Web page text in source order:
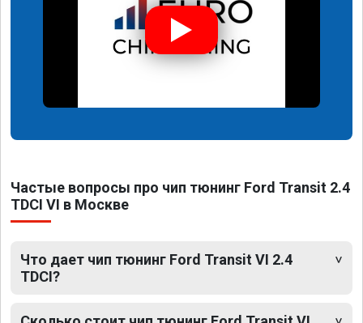
Частые вопросы про чип тюнинг Ford Transit 2.4
TDCI VI в Москве
Что дает чип тюнинг Ford Transit VI 2.4
TDCI?